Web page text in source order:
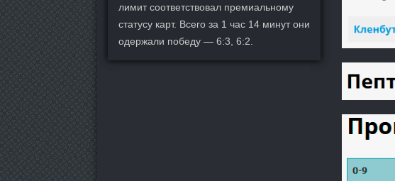
лимит соответствовал премиальному
статусу карт. Всего за 1 час 14 минут они
одержали победу — 6:3, 6:2.